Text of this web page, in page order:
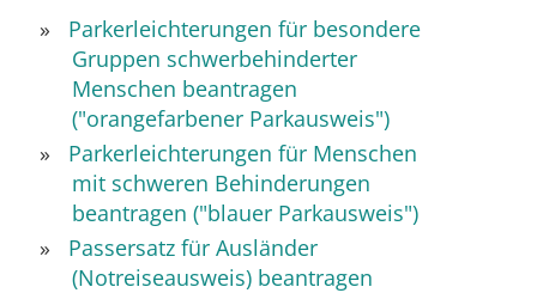
Parkerleichterungen für besondere
Gruppen schwerbehinderter
Menschen beantragen
("orangefarbener Parkausweis")
Parkerleichterungen für Menschen
mit schweren Behinderungen
beantragen ("blauer Parkausweis")
Passersatz für Ausländer
(Notreiseausweis) beantragen